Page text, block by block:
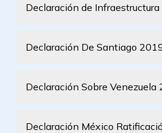
Declaración de
Declaración De Santiago
Declaración Sobre Venezuela
Declaración México